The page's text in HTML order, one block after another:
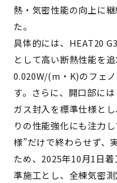
熱・気密性能の向上に
た。
具体的には、HEAT20
として高い断熱性能を
0.020W/(m・K)のフェ
す。さらに、開口部に
ガス封入を標準仕様と
りの性能強化にも注力
様”だけで終わらせず、
ため、2025年10月1日
準施工とし、全棟気密測